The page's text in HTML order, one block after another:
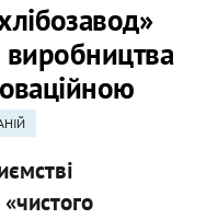
виробництва